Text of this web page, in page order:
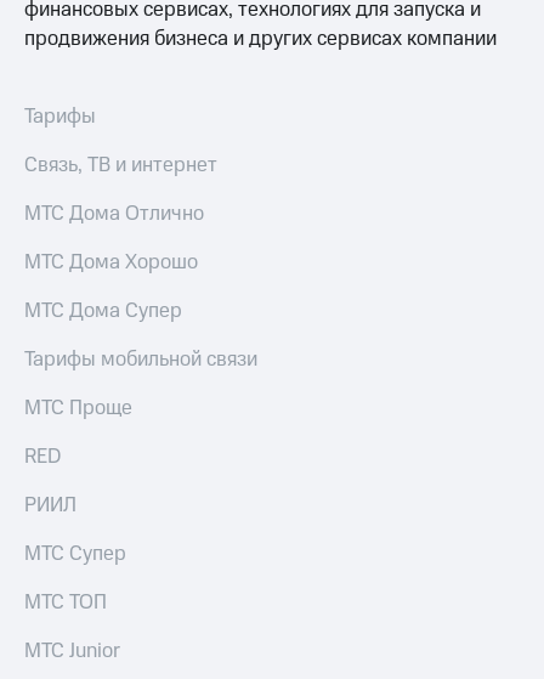
финансовых сервисах, технологиях для запуска и
продвижения бизнеса и других сервисах компании
Тарифы
Связь, ТВ и интернет
МТС Дома Отлично
МТС Дома Хорошо
МТС Дома Супер
Тарифы мобильной связи
МТС Проще
RED
РИИЛ
МТС Супер
МТС ТОП
МТС Junior